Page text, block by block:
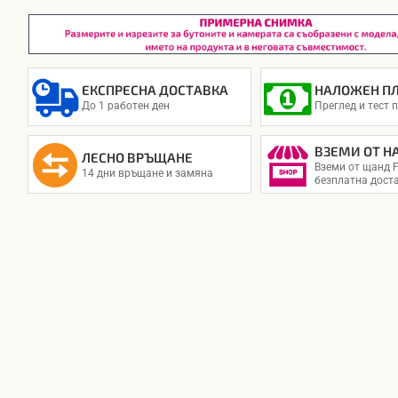
ЕКСПРЕСНА ДОСТАВКА
До 1 работен ден
НАЛОЖЕН
Преглед и тест
ЛЕСНО ВРЪЩАНЕ
14 дни връщане и замяна
ВЗЕМИ ОТ
Вземи от щанд
безплатна